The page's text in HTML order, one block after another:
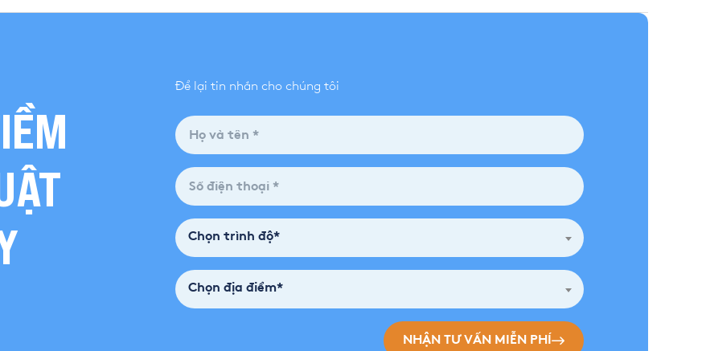
Để lại tin nhắn cho chúng tôi
Chọn trình độ*
Chọn địa điểm*
NHẬN TƯ VẤN MIỄN PHÍ